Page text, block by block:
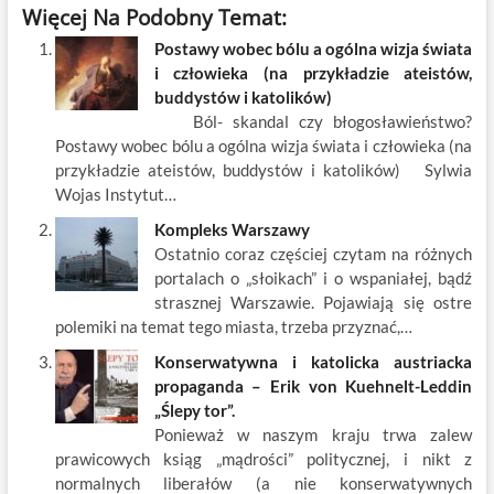
e
b
o
o
k
itt
er
ail er
es
t
k
o
p
k
e
dI
n
ar
e
Więcej Na Podobny Temat:
Postawy wobec bólu a ogólna wizja świata
i człowieka (na przykładzie ateistów,
buddystów i katolików)
Ból- skandal czy błogosławieństwo?
Postawy wobec bólu a ogólna wizja świata i człowieka (na
przykładzie ateistów, buddystów i katolików) Sylwia
Wojas Instytut…
Kompleks Warszawy
Ostatnio coraz częściej czytam na różnych
portalach o „słoikach” i o wspaniałej, bądź
strasznej Warszawie. Pojawiają się ostre
polemiki na temat tego miasta, trzeba przyznać,…
Konserwatywna i katolicka austriacka
propaganda – Erik von Kuehnelt-Leddin
„Ślepy tor”.
Ponieważ w naszym kraju trwa zalew
prawicowych ksiąg „mądrości” politycznej, i nikt z
normalnych liberałów (a nie konserwatywnych